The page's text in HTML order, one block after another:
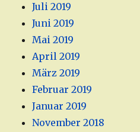
Juli 2019
Juni 2019
Mai 2019
April 2019
März 2019
Februar 2019
Januar 2019
November 2018